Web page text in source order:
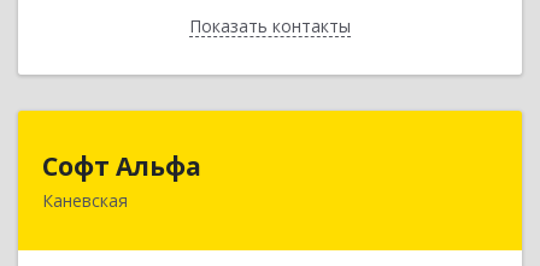
Показать контакты
Назад
Софт Альфа
Каневская
353730, Краснодарский край, Каневской р-н,